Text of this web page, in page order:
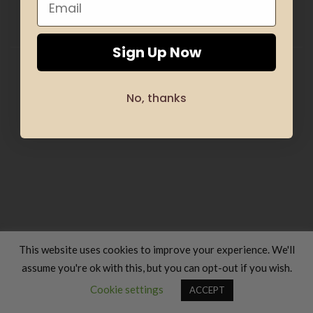
HOME ΕΝΔΎΜΑΤΑ
ΥΠΗΡΕΣΊΕΣ ΜΕΤΆΦΡΑΣΗΣ
ΦΑΓΗΤΌ & ΜΑΓΕΙΡΙΚΉ
Copyright 2026 ©Luxury Fashion Gifts K
This website uses cookies to improve your experience. We'll
assume you're ok with this, but you can opt-out if you wish.
Cookie settings
ACCEPT
Contact us
Sign Up Now
No, thanks